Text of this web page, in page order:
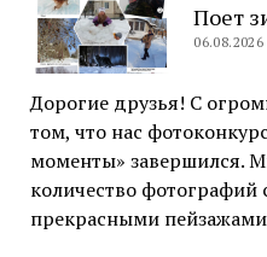
Поет
06.08.2026
Дорогие друзья! С
том, что нас
моменты» завершился.
количество
прекрасными